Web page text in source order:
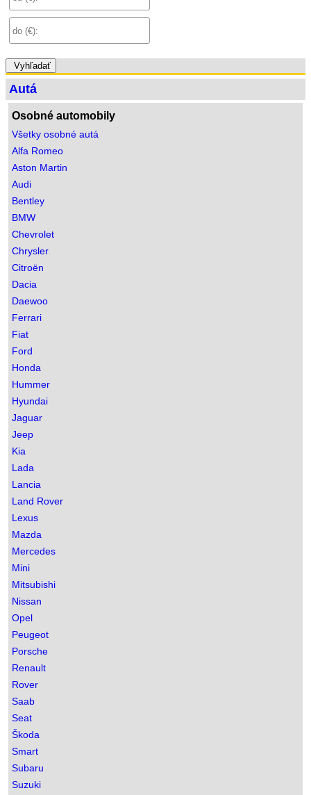
Vyhľadať
Autá
Osobné automobily
Všetky osobné autá
Alfa Romeo
Aston Martin
Audi
Bentley
BMW
Chevrolet
Chrysler
Citroën
Dacia
Daewoo
Ferrari
Fiat
Ford
Honda
Hummer
Hyundai
Jaguar
Jeep
Kia
Lada
Lancia
Land Rover
Lexus
Mazda
Mercedes
Mini
Mitsubishi
Nissan
Opel
Peugeot
Porsche
Renault
Rover
Saab
Seat
Škoda
Smart
Subaru
Suzuki